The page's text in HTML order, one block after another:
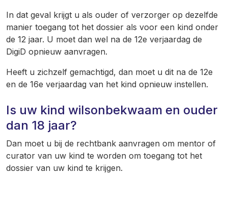
In dat geval krijgt u als ouder of verzorger op dezelfde
manier toegang tot het dossier als voor een kind onder
de 12 jaar. U moet dan wel na de 12e verjaardag de
DigiD opnieuw aanvragen.
Heeft u zichzelf gemachtigd, dan moet u dit na de 12e
en de 16e verjaardag van het kind opnieuw instellen.
Is uw kind wilsonbekwaam en ouder
dan 18 jaar?
Dan moet u bij de rechtbank aanvragen om mentor of
curator van uw kind te worden om toegang tot het
dossier van uw kind te krijgen.